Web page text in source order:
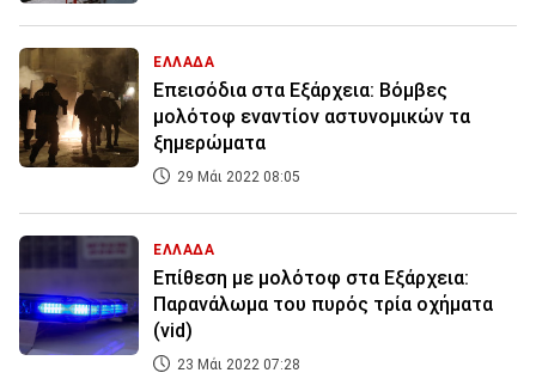
ΕΛΛΑΔΑ
Επεισόδια στα Εξάρχεια: Βόμβες
μολότοφ εναντίον αστυνομικών τα
ξημερώματα
29 Μάι 2022 08:05
ΕΛΛΑΔΑ
Επίθεση με μολότοφ στα Εξάρχεια:
Παρανάλωμα του πυρός τρία οχήματα
(vid)
23 Μάι 2022 07:28